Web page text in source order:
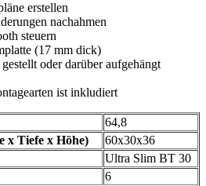
erstellen
nachahmen
steuern
(17 mm dick)
oder darüber aufgehängt
ist inkludiert
64,8
x Tiefe x Höhe)
60x30x36
Ultra Slim BT 30
6